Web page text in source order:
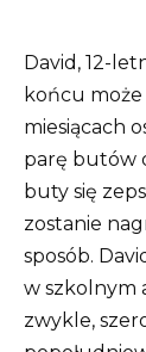
David, 12-
końcu
miesiącach
parę butów
buty się
zostanie
sposób.
w szkolnym
zwykle,